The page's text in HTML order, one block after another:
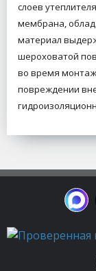
слоев
мембрана,
материал
шероховатой
во время
повреждении